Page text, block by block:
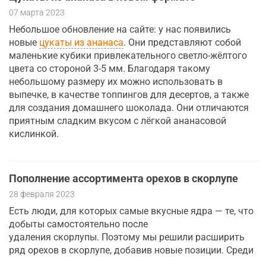
07 марта 2023
Небольшое обновление на сайте: у нас появились
новые цукаты из ананаса. Они представляют собой
маленькие кубики привлекательного светло-жёлтого
цвета со стороной 3-5 мм. Благодаря такому
небольшому размеру их можно использовать в
выпечке, в качестве топпингов для десертов, а также
для создания домашнего шоколада. Они отличаются
приятным сладким вкусом с лёгкой ананасовой
кислинкой.
Пополнение ассортимента орехов в скорлупе
28 февраля 2023
Есть люди, для которых самые вкусные ядра — те, что
добыты самостоятельно после
удаления скорлупы. Поэтому мы решили расширить
ряд орехов в скорлупе, добавив новые позиции. Среди